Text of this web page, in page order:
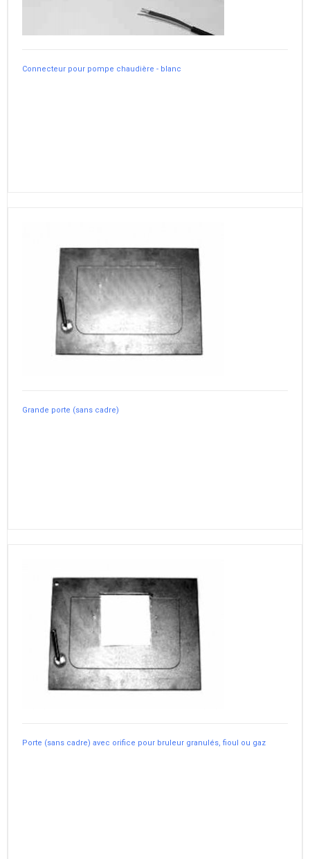
Connecteur pour pompe chaudière - blanc
Grande porte (sans cadre)
Porte (sans cadre) avec orifice pour bruleur granulés, fioul ou gaz